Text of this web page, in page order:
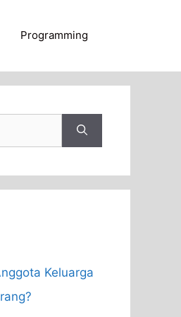
Programming
Keluarga